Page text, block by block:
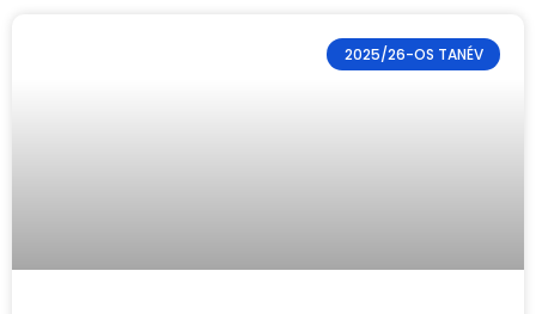
2025/26-OS TANÉV